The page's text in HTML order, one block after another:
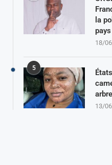
la
pays
18/
5
13/